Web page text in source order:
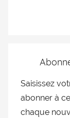
Saisissez
abonner à
chaque